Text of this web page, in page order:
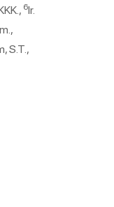
6Ir.
S.T.,